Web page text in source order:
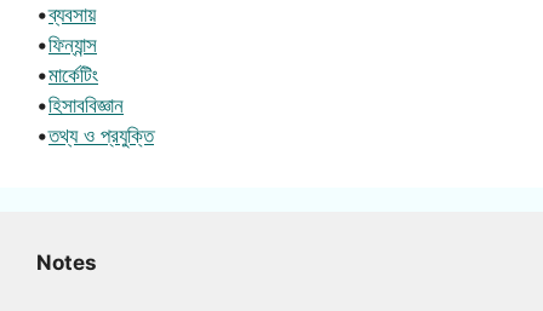
•ব্যবসায়
•ফিন্যান্স
•মার্কেটিং
•হিসাববিজ্ঞান
•তথ্য ও প্রযুক্তি
Notes